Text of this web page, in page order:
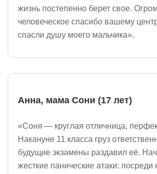
жизнь постепенно берет свое.
человеческое спасибо вашему
спасли душу моего мальчика».
Анна, мама Сони (17 лет)
«Соня — круглая отличница,
Накануне 11 класса груз
будущие экзамены раздавил её.
жесткие панические атаки: посреди